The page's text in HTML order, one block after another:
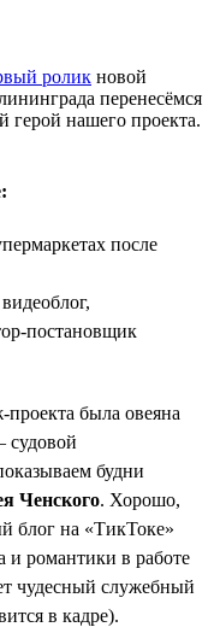
ролик новой
перенесёмся
нашего проекта.
после
постановщик
была овеяна
судовой
будни
Ченского. Хорошо,
блог на «ТикТоке»
и романтики в работе
чудесный служебный
в кадре).